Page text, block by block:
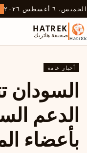
الخميس، ٦ أغسطس ٢٠٢٦
HATREK
صحيفة هاتريك
أخبار عامة
السودان
الدعم
بأعضاء